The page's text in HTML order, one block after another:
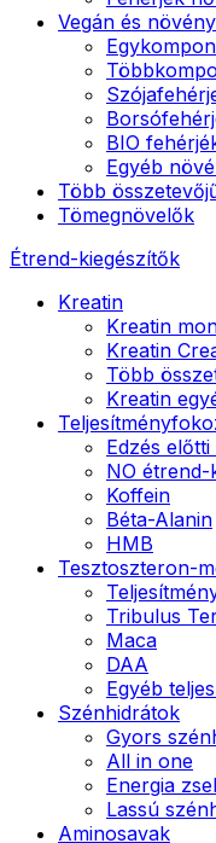
Vegán és
BIO
Egyéb
Több
Tömegnövelők
Étrend-kiegészítők
Kreatin
Kreatin
Kreatin
Több
Kreatin
Edzés
NO étrend-
Koffein
Béta-Alanin
HMB
Tesztoszteron-
Tribulus
Maca
DAA
Egyéb
Szénhidrátok
Gyors
All in one
Energia
Lassú
Aminosavak